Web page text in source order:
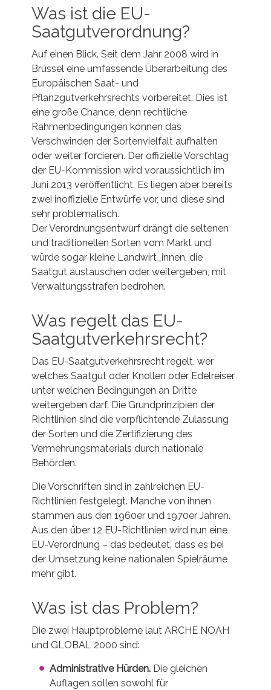
Was ist die EU-
Saatgutverordnung?
Auf einen Blick. Seit dem Jahr 2008 wird in
Brüssel eine umfassende Überarbeitung des
Europäischen Saat- und
Pflanzgutverkehrsrechts vorbereitet. Dies ist
eine große Chance, denn rechtliche
Rahmenbedingungen können das
Verschwinden der Sortenvielfalt aufhalten
oder weiter forcieren. Der offizielle Vorschlag
der EU-Kommission wird voraussichtlich im
Juni 2013 veröffentlicht. Es liegen aber bereits
zwei inoffizielle Entwürfe vor, und diese sind
sehr problematisch.
Der Verordnungsentwurf drängt die seltenen
und traditionellen Sorten vom Markt und
würde sogar kleine Landwirt_innen, die
Saatgut austauschen oder weitergeben, mit
Verwaltungsstrafen bedrohen.
Was regelt das EU-
Saatgutverkehrsrecht?
Das EU-Saatgutverkehrsrecht regelt, wer
welches Saatgut oder Knollen oder Edelreiser
unter welchen Bedingungen an Dritte
weitergeben darf. Die Grundprinzipien der
Richtlinien sind die verpflichtende Zulassung
der Sorten und die Zertifizierung des
Vermehrungsmaterials durch nationale
Behörden.
Die Vorschriften sind in zahlreichen EU-
Richtlinien festgelegt. Manche von ihnen
stammen aus den 1960er und 1970er Jahren.
Aus den über 12 EU-Richtlinien wird nun eine
EU-Verordnung – das bedeutet, dass es bei
der Umsetzung keine nationalen Spielräume
mehr gibt.
Was ist das Problem?
Die zwei Hauptprobleme laut ARCHE NOAH
und GLOBAL 2000 sind:
Administrative Hürden. Die gleichen
Auflagen sollen sowohl für